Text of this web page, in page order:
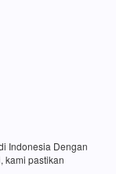
Indonesia Dengan
kami pastikan